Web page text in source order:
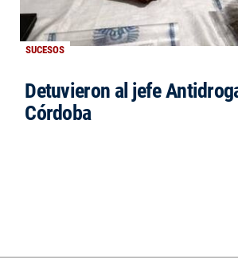
SUCESOS
Detuvieron al jefe
Córdoba